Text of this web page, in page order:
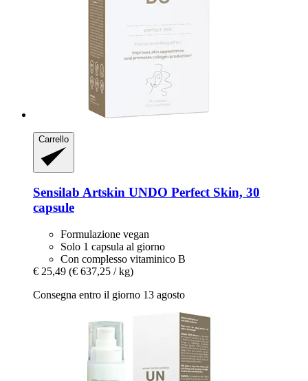
Carrello
Sensilab Artskin UNDO Perfect Skin, 30
capsule
Formulazione vegan
Solo 1 capsula al giorno
Con complesso vitaminico B
€ 25,49 (€ 637,25 / kg)
Consegna entro il giorno 13 agosto